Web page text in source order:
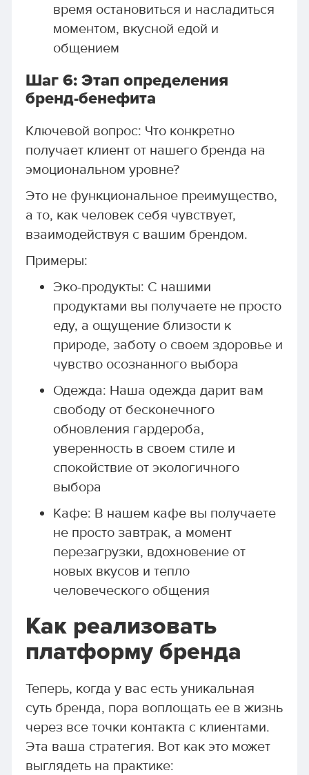
время остановиться и насладиться
моментом, вкусной едой и
общением
Шаг 6: Этап определения
бренд-бенефита
Ключевой вопрос: Что конкретно
получает клиент от нашего бренда на
эмоциональном уровне?
Это не функциональное преимущество,
а то, как человек себя чувствует,
взаимодействуя с вашим брендом.
Примеры:
Эко-продукты: С нашими
продуктами вы получаете не просто
еду, а ощущение близости к
природе, заботу о своем здоровье и
чувство осознанного выбора
Одежда: Наша одежда дарит вам
свободу от бесконечного
обновления гардероба,
уверенность в своем стиле и
спокойствие от экологичного
выбора
Кафе: В нашем кафе вы получаете
не просто завтрак, а момент
перезагрузки, вдохновение от
новых вкусов и тепло
человеческого общения
Как реализовать
платформу бренда
Теперь, когда у вас есть уникальная
суть бренда, пора воплощать ее в жизнь
через все точки контакта с клиентами.
Эта ваша стратегия. Вот как это может
выглядеть на практике: